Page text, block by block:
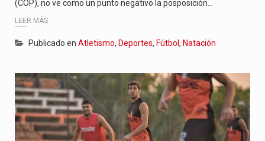
(COP), no ve como un punto negativo la posposición…
LEER MÁS
Publicado en Atletismo, Deportes, Fútbol , Natación